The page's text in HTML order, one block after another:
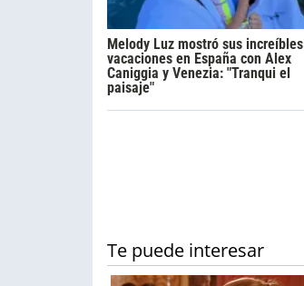
Melody Luz mostró sus increíbles
vacaciones en España con Alex
Caniggia y Venezia: "Tranqui el
paisaje"